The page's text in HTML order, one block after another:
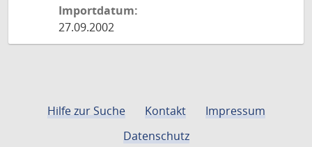
Importdatum:
27.09.2002
Hilfe zur Suche Kontakt
Impressum
Datenschutz